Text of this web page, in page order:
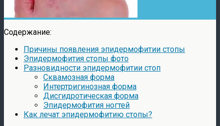
Содержание:
Причины появления эпидермофитии стопы
Эпидермофития стопы фото
Разновидности эпидермофитии стоп
Сквамозная форма
Интертригинозная форма
Дисгидротическая форма
Эпидермофития ногтей
Как лечат эпидермофитию стопы?